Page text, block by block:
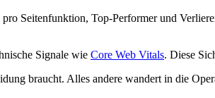
pro Seitenfunktion, Top-Performer und
Signale wie Core Web Vitals. Diese
braucht. Alles andere wandert in die